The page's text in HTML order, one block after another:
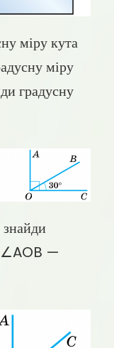
міру кута
міру
градусну
∠AOB —